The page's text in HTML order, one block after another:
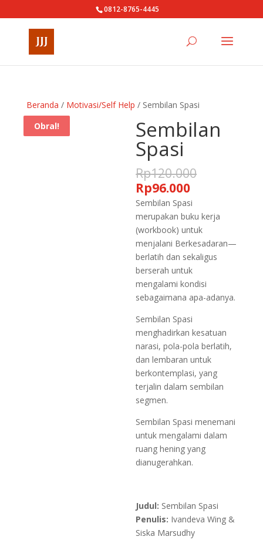
0812-8765-4445
Beranda / Motivasi/Self Help / Sembilan Spasi
Obral!
Sembilan
Spasi
Rp120.000
Rp96.000Harga
saat
ini
adalah:
Rp96.000.
Sembilan Spasi
merupakan buku kerja
(workbook) untuk
menjalani Berkesadaran—
berlatih dan sekaligus
berserah untuk
mengalami kondisi
sebagaimana apa-adanya.
Sembilan Spasi
menghadirkan kesatuan
narasi, pola-pola berlatih,
dan lembaran untuk
berkontemplasi, yang
terjalin dalam sembilan
segmen.
Sembilan Spasi menemani
untuk mengalami dalam
ruang hening yang
dianugerahkan.
Judul: Sembilan Spasi
Penulis: Ivandeva Wing &
Siska Marsudhy